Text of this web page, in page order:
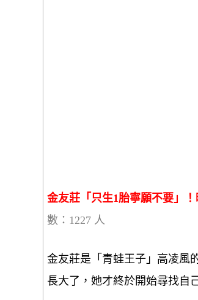
金友莊「只生1胎寧願不要」
數：1227 人
金友莊是「青蛙王子」高凌風
長大了，她才終於開始尋找自